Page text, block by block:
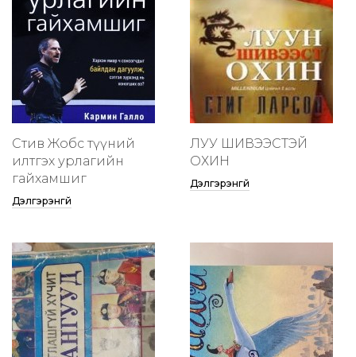
Стив Жобс түүний
илтгэх урлагийн
гайхамшиг
Дэлгэрэнгүй
ЛУУ ШИВЭЭСТЭЙ
ОХИН
Дэлгэрэнгүй